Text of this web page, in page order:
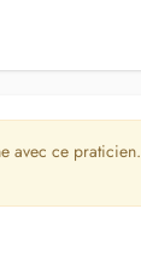
avec ce praticien.